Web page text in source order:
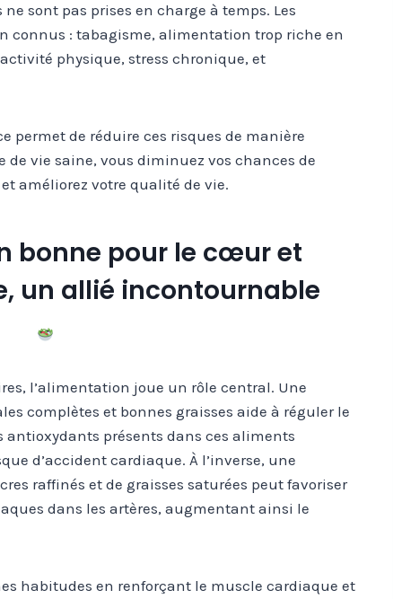
sont pas prises en charge à temps. Les
connus : tabagisme, alimentation trop riche en
physique, stress chronique, et
permet de réduire ces risques de manière
vie saine, vous diminuez vos chances de
améliorez votre qualité de vie.
bonne pour le cœur et
un allié incontournable
l’alimentation joue un rôle central. Une
complètes et bonnes graisses aide à réguler le
antioxydants présents dans ces aliments
d’accident cardiaque. À l’inverse, une
raffinés et de graisses saturées peut favoriser
dans les artères, augmentant ainsi le
habitudes en renforçant le muscle cardiaque et